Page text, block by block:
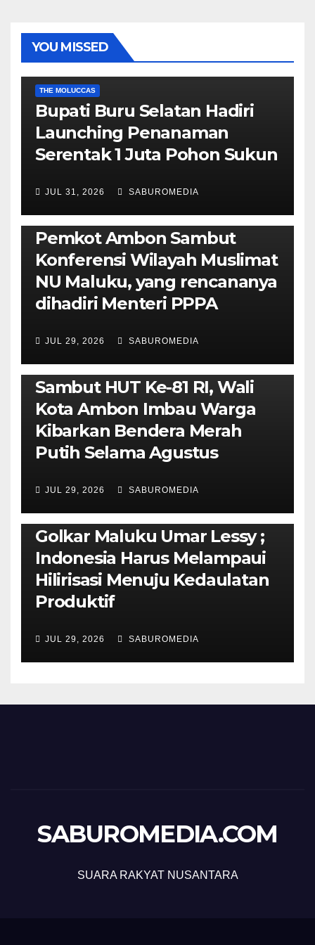
YOU MISSED
THE MOLUCCAS
Bupati Buru Selatan Hadiri
Launching Penanaman
Serentak 1 Juta Pohon Sukun
JUL 31, 2026 SABUROMEDIA
AMBON METRO JURNALISME AKTIVIS
POLITIK & PEMERINTAHAN
Pemkot Ambon Sambut
Konferensi Wilayah Muslimat
NU Maluku, yang rencananya
dihadiri Menteri PPPA
JUL 29, 2026 SABUROMEDIA
AMBON METRO POLITIK & PEMERINTAHAN
Sambut HUT Ke-81 RI, Wali
Kota Ambon Imbau Warga
Kibarkan Bendera Merah
Putih Selama Agustus
JUL 29, 2026 SABUROMEDIA
PENDIDIKAN & OLAHRAGA THE MOLUCCAS
Isi Materi LK-III HMI, Ketua
Golkar Maluku Umar Lessy ;
Indonesia Harus Melampaui
Hilirisasi Menuju Kedaulatan
Produktif
JUL 29, 2026 SABUROMEDIA
SABUROMEDIA.COM
SUARA RAKYAT NUSANTARA